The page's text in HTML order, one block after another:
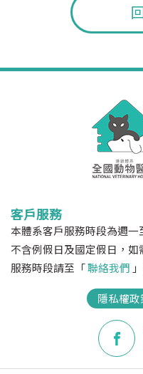
客戶服務
本體系客戶服務時段為週一
不含例假日及國定假日，
服務時段請至「聯絡我們
隱私權政